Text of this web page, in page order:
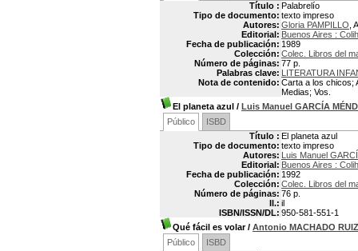
Título : Palabrelío
Tipo de documento: texto impreso
Autores: Gloria PAMPILLO ,
Editorial: Buenos Aires :
Fecha de publicación: 1989
Colección: Colec. Libros del
Número de páginas: 77 p.
Palabras clave: LITERATURA
Nota de contenido: Carta a los chicos;
Medias; Vos.
El planeta azul / Luis Manuel GARCÍA
Público
ISBD
Título : El planeta azul
Tipo de documento: texto impreso
Autores: Luis Manuel
Editorial: Buenos Aires :
Fecha de publicación: 1992
Colección: Colec. Libros del
Número de páginas: 76 p.
Il.: il
ISBN/ISSN/DL: 950-581-551-1
Qué fácil es volar/ Antonio MACHADO RUIZ
Público
ISBD